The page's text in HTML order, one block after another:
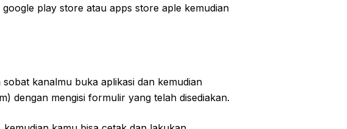
play store atau apps store aple kemudian
kanalmu buka aplikasi dan kemudian
dengan mengisi formulir yang telah disediakan.